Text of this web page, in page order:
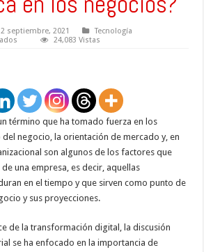
2 septiembre, 2021
Tecnología
una
cultura
tecnológica
en
negocios?
24,083 Vistas
término que ha tomado fuerza en los
negocio, la orientación de mercado y, en
son algunos de los factores que
una empresa, es decir, aquellas
en el tiempo y que sirven como punto de
y sus proyecciones.
de la transformación digital, la discusión
se ha enfocado en la importancia de